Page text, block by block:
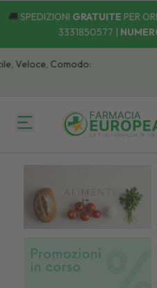
🚚 SPEDIZIONI GRATUITE PER
3331850577 |
Veloce, Comodo: